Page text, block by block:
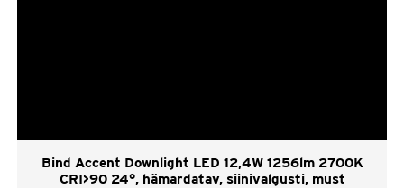
Bind Accent Downlight LED 12,4W 1256lm 2700K
CRI>90 24°, hämardatav, siinivalgusti, must